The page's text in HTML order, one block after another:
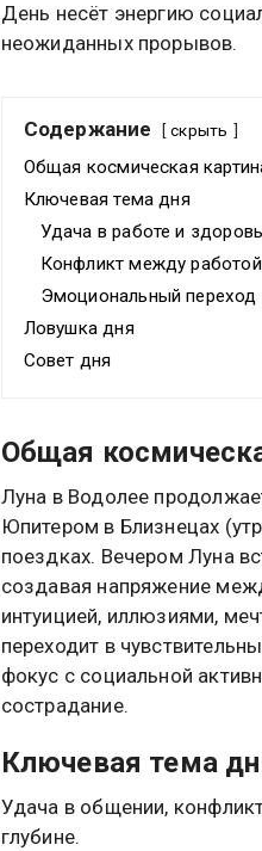
День несёт энергию
неожиданных прорывов.
Содержание скрыть
Общая космическая
Ключевая тема дня
Удача в работе и
Конфликт между
Эмоциональный переход
Ловушка дня
Совет дня
Общая
Луна в Водолее
Юпитером в Близнецах
поездках. Вечером Луна
создавая напряжение
интуицией, иллюзиями,
переходит в
фокус с социальной
сострадание.
Ключевая тема
Удача в общении,
глубине.